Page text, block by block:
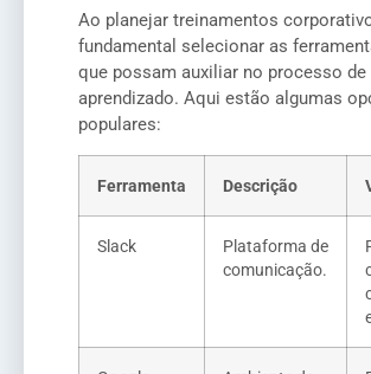
Ao planejar treinamentos
fundamental selecionar as
que possam auxiliar no processo de
aprendizado. Aqui estão algumas
populares:
Ferramenta Descrição
Slack
Plataforma de
comunicação.